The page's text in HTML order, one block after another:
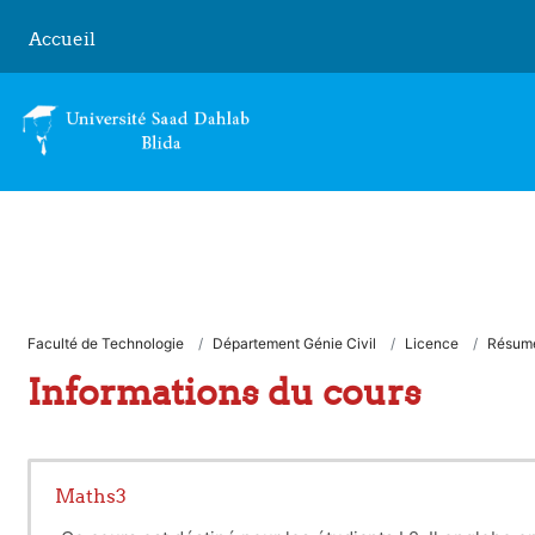
Accueil
Faculté de Technologie Département Génie Civil Licence
Informations du cours
Maths3